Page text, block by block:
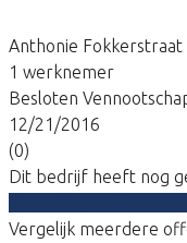
Anthonie
1 werknemer
Besloten
12/21/2016
(0)
Dit bedrijf heeft nog
Vergelijk meerdere